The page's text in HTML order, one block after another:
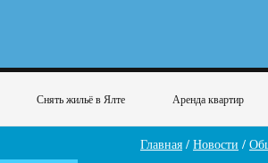
Снять жильё в Ялте Аренда квартир
Главная / Новости /